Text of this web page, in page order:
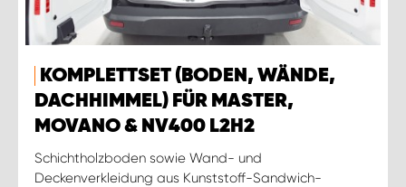
KOMPLETTSET (BODEN, WÄNDE,
DACHHIMMEL) FÜR MASTER,
MOVANO & NV400 L2H2
Schichtholzboden sowie Wand- und
Deckenverkleidung aus Kunststoff-Sandwich-